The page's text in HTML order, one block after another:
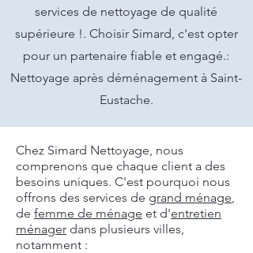
services de nettoyage de qualité
supérieure !. Choisir Simard, c'est opter
pour un partenaire fiable et engagé.:
Nettoyage après déménagement à Saint-
Eustache.
Chez Simard Nettoyage, nous
comprenons que chaque client a des
besoins uniques. C'est pourquoi nous
offrons des services de grand ménage,
de femme de ménage et d'entretien
ménager dans plusieurs villes,
notamment :